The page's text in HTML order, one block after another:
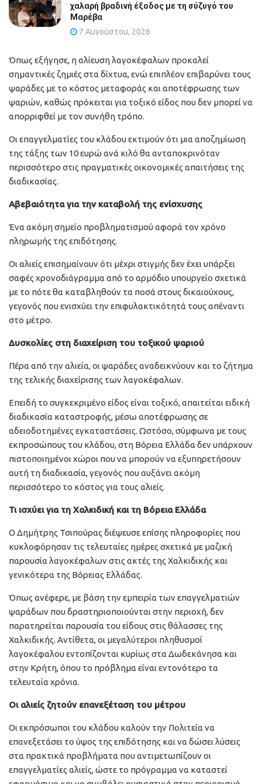
χαλαρή βραδινή έξοδος με τη σύζυγό του
Μαρέβα
7 Αυγούστου, 2026
Όπως εξήγησε, η αλίευση λαγοκέφαλων προκαλεί
σημαντικές ζημιές στα δίχτυα, ενώ επιπλέον επιβαρύνει τους
ψαράδες με το κόστος μεταφοράς και αποτέφρωσης των
ψαριών, καθώς πρόκειται για τοξικό είδος που δεν μπορεί να
απορριφθεί με τον συνήθη τρόπο.
Οι επαγγελματίες του κλάδου εκτιμούν ότι μια αποζημίωση
της τάξης των 10 ευρώ ανά κιλό θα ανταποκρινόταν
περισσότερο στις πραγματικές οικονομικές απαιτήσεις της
διαδικασίας.
Αβεβαιότητα για την καταβολή της ενίσχυσης
Ένα ακόμη σημείο προβληματισμού αφορά τον χρόνο
πληρωμής της επιδότησης.
Οι αλιείς επισημαίνουν ότι μέχρι στιγμής δεν έχει υπάρξει
σαφές χρονοδιάγραμμα από το αρμόδιο υπουργείο σχετικά
με το πότε θα καταβληθούν τα ποσά στους δικαιούχους,
γεγονός που ενισχύει την επιφυλακτικότητά τους απέναντι
στο μέτρο.
Δυσκολίες στη διαχείριση του τοξικού ψαριού
Πέρα από την αλιεία, οι ψαράδες αναδεικνύουν και το ζήτημα
της τελικής διαχείρισης των λαγοκέφαλων.
Επειδή το συγκεκριμένο είδος είναι τοξικό, απαιτείται ειδική
διαδικασία καταστροφής, μέσω αποτέφρωσης σε
αδειοδοτημένες εγκαταστάσεις. Ωστόσο, σύμφωνα με τους
εκπροσώπους του κλάδου, στη Βόρεια Ελλάδα δεν υπάρχουν
πιστοποιημένοι χώροι που να μπορούν να εξυπηρετήσουν
αυτή τη διαδικασία, γεγονός που αυξάνει ακόμη
περισσότερο το κόστος για τους αλιείς.
Τι ισχύει για τη Χαλκιδική και τη Βόρεια Ελλάδα
Ο Δημήτρης Τσιπούρας διέψευσε επίσης πληροφορίες που
κυκλοφόρησαν τις τελευταίες ημέρες σχετικά με μαζική
παρουσία λαγοκέφαλων στις ακτές της Χαλκιδικής και
γενικότερα της Βόρειας Ελλάδας.
Όπως ανέφερε, με βάση την εμπειρία των επαγγελματιών
ψαράδων που δραστηριοποιούνται στην περιοχή, δεν
παρατηρείται παρουσία του είδους στις θάλασσες της
Χαλκιδικής. Αντίθετα, οι μεγαλύτεροι πληθυσμοί
λαγοκέφαλου εντοπίζονται κυρίως στα Δωδεκάνησα και
στην Κρήτη, όπου το πρόβλημα είναι εντονότερο τα
τελευταία χρόνια.
Οι αλιείς ζητούν επανεξέταση του μέτρου
Οι εκπρόσωποι του κλάδου καλούν την Πολιτεία να
επανεξετάσει το ύψος της επιδότησης και να δώσει λύσεις
στα πρακτικά προβλήματα που αντιμετωπίζουν οι
επαγγελματίες αλιείς, ώστε το πρόγραμμα να καταστεί